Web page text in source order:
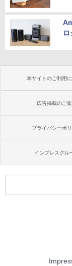
本サイトのご利用
広告掲載のご
プライバシーポ
インプレスグル